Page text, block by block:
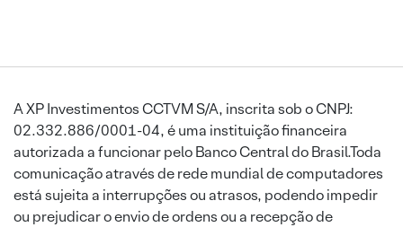
A XP Investimentos CCTVM S/A, inscrita sob o CNPJ:
02.332.886/0001-04, é uma instituição financeira
autorizada a funcionar pelo Banco Central do Brasil.Toda
comunicação através de rede mundial de computadores
está sujeita a interrupções ou atrasos, podendo impedir
ou prejudicar o envio de ordens ou a recepção de